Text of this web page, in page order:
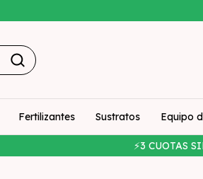
⚡3 CUOTAS
Fertilizantes Sustratos Equipo